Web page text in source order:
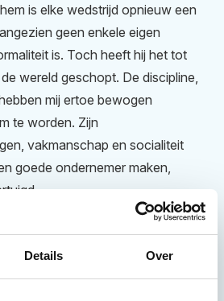
Details Over
is elke wedstrijd opnieuw een
geen enkele eigen
is. Toch heeft hij het tot
wereld geschopt. De discipline,
mij ertoe bewogen
te worden. Zijn
vakmanschap en socialiteit
goede ondernemer maken,
vaak toe & waarom vind je
voor Succesvol Ondernemer